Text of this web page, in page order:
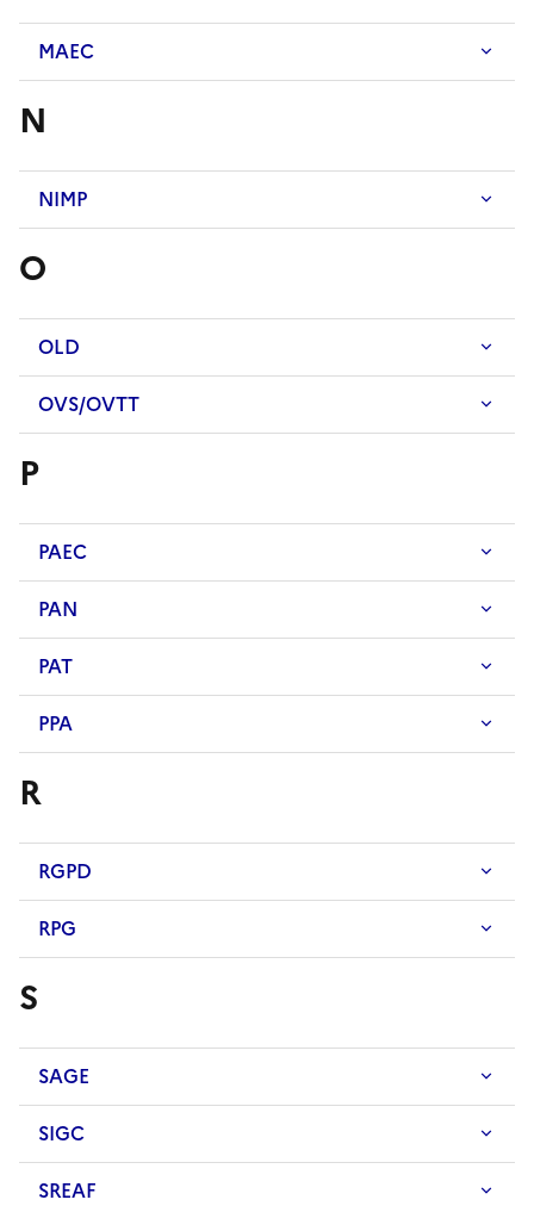
MAEC
N
NIMP
O
OLD
OVS/OVTT
P
PAEC
PAN
PAT
PPA
R
RGPD
RPG
S
SAGE
SIGC
SREAF